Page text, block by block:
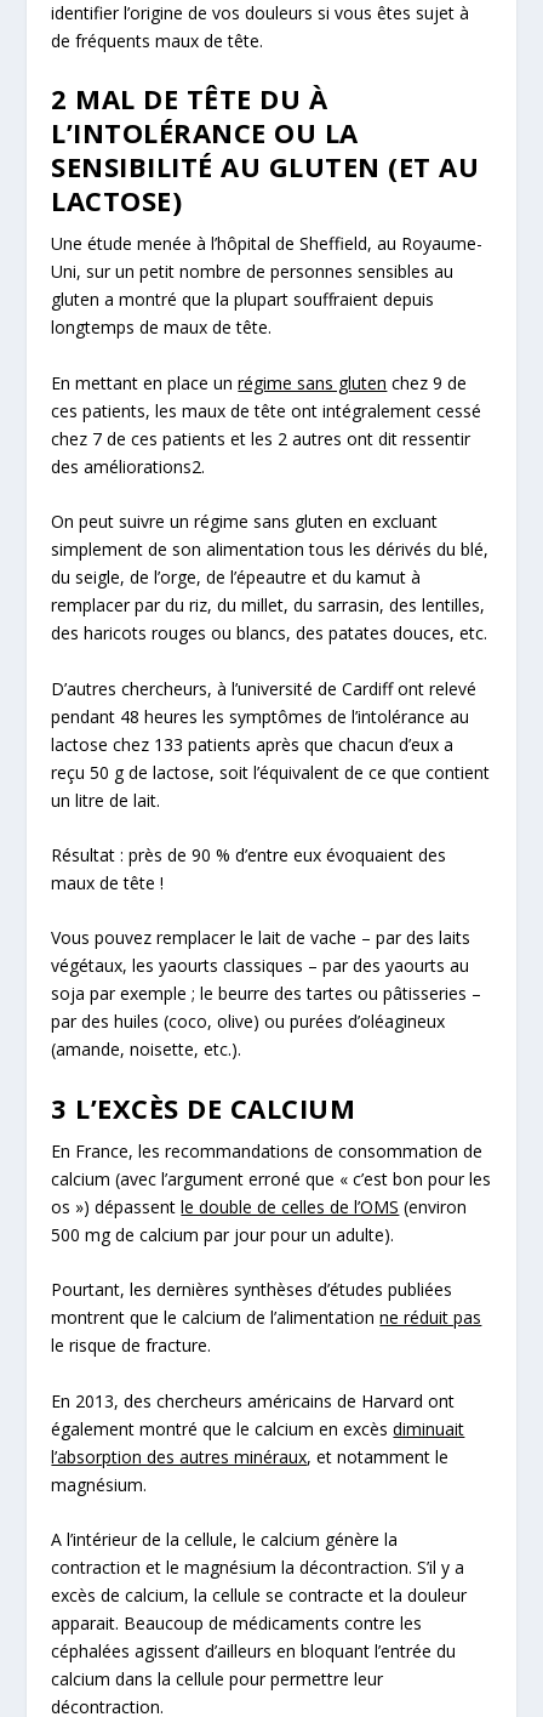
identifier l’origine de vos douleurs si vous êtes sujet à
de fréquents maux de tête.
2 MAL DE TÊTE DU À
L’INTOLÉRANCE OU LA
SENSIBILITÉ AU GLUTEN (ET AU
LACTOSE)
Une étude menée à l’hôpital de Sheffield, au Royaume-
Uni, sur un petit nombre de personnes sensibles au
gluten a montré que la plupart souffraient depuis
longtemps de maux de tête.
En mettant en place unrégime sans gluten chez 9 de
ces patients, les maux de tête ont intégralement cessé
chez 7 de ces patients et les 2 autres ont dit ressentir
des améliorations2.
On peut suivre un régime sans gluten en excluant
simplement de son alimentation tous les dérivés du blé,
du seigle, de l’orge, de l’épeautre et du kamut à
remplacer par du riz, du millet, du sarrasin, des lentilles,
des haricots rouges ou blancs, des patates douces, etc.
D’autres chercheurs, à l’université de Cardiff ont relevé
pendant 48 heures les symptômes de l’intolérance au
lactose chez 133 patients après que chacun d’eux a
reçu 50 g de lactose, soit l’équivalent de ce que contient
un litre de lait.
Résultat : près de 90 % d’entre eux évoquaient des
maux de tête !
Vous pouvez remplacer le lait de vache – par des laits
végétaux, les yaourts classiques – par des yaourts au
soja par exemple ; le beurre des tartes ou pâtisseries –
par des huiles (coco, olive) ou purées d’oléagineux
(amande, noisette, etc.).
3 L’EXCÈS DE CALCIUM
En France, les recommandations de consommation de
calcium (avec l’argument erroné que « c’est bon pour les
os ») dépassentle double de celles de l’OMS (environ
500 mg de calcium par jour pour un adulte).
Pourtant, les dernières synthèses d’études publiées
montrent que le calcium de l’alimentationne réduit pas
le risque de fracture.
En 2013, des chercheurs américains de Harvard ont
également montré que le calcium en excèsdiminuait
l’absorption des autres minéraux, et notamment le
magnésium.
A l’intérieur de la cellule, le calcium génère la
contraction et le magnésium la décontraction. S’il y a
excès de calcium, la cellule se contracte et la douleur
apparait. Beaucoup de médicaments contre les
céphalées agissent d’ailleurs en bloquant l’entrée du
calcium dans la cellule pour permettre leur
décontraction.